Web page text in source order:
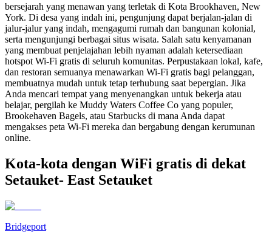
bersejarah yang menawan yang terletak di Kota Brookhaven, New
York. Di desa yang indah ini, pengunjung dapat berjalan-jalan di
jalur-jalur yang indah, mengagumi rumah dan bangunan kolonial,
serta mengunjungi berbagai situs wisata. Salah satu kenyamanan
yang membuat penjelajahan lebih nyaman adalah ketersediaan
hotspot Wi-Fi gratis di seluruh komunitas. Perpustakaan lokal, kafe,
dan restoran semuanya menawarkan Wi-Fi gratis bagi pelanggan,
membuatnya mudah untuk tetap terhubung saat bepergian. Jika
Anda mencari tempat yang menyenangkan untuk bekerja atau
belajar, pergilah ke Muddy Waters Coffee Co yang populer,
Brookehaven Bagels, atau Starbucks di mana Anda dapat
mengakses peta Wi-Fi mereka dan bergabung dengan kerumunan
online.
Kota-kota dengan WiFi gratis di dekat
Setauket- East Setauket
Bridgeport